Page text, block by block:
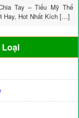
Tay – Tiểu Mỹ Thể
Hay, Hot Nhất Kích […]